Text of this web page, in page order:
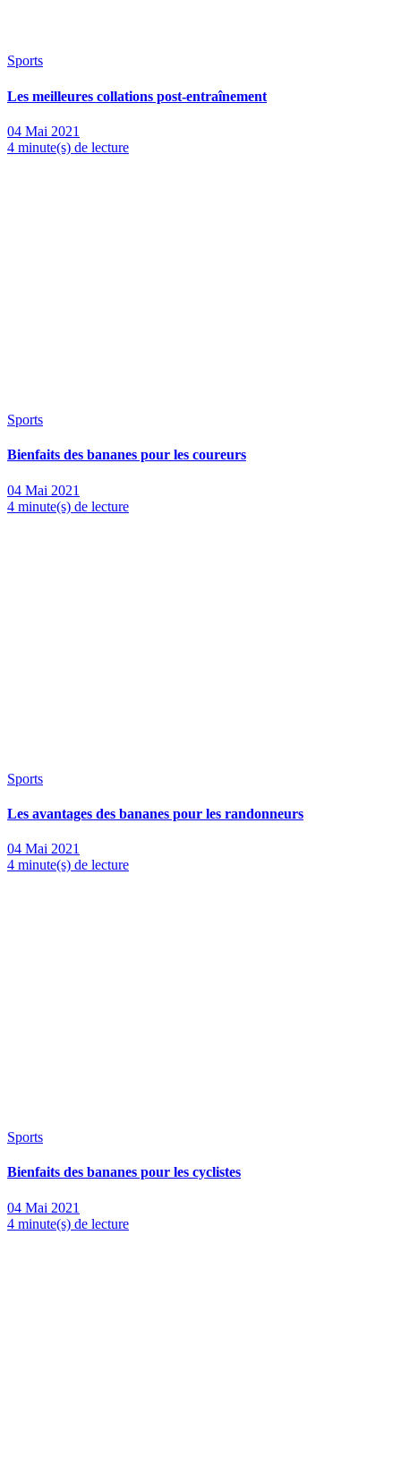
Sports
Les meilleures collations post-entraînement
04 Mai 2021
4 minute(s) de lecture
Sports
Bienfaits des bananes pour les coureurs
04 Mai 2021
4 minute(s) de lecture
Sports
Les avantages des bananes pour les randonneurs
04 Mai 2021
4 minute(s) de lecture
Sports
Bienfaits des bananes pour les cyclistes
04 Mai 2021
4 minute(s) de lecture